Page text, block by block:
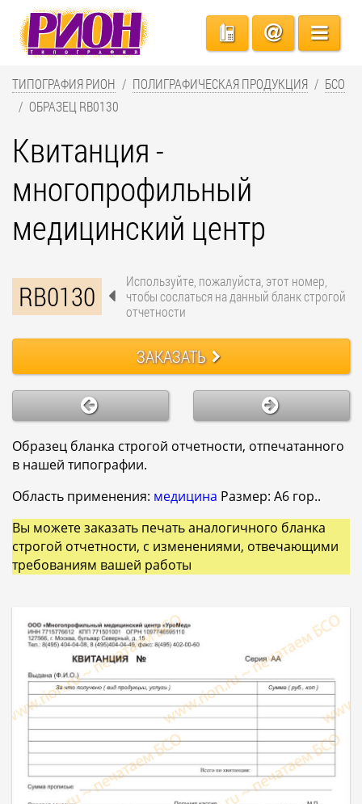
ТИПОГРАФИЯ РИОН ПОЛИГРАФИЧЕСКАЯ ПРОДУКЦИЯ
БСО
ОБРАЗЕЦ RB0130
Квитанция -
многопрофильный
медицинский центр
RB0130
Используйте, пожалуйста, этот номер,
чтобы сослаться на данный бланк строгой
отчетности
ЗАКАЗАТЬ
Образец бланка строгой отчетности, отпечатанного
в нашей типографии.
Область применения: медицина Размер: A6 гор..
Вы можете заказать печать аналогичного бланка
строгой отчетности, с изменениями, отвечающими
требованиям вашей работы